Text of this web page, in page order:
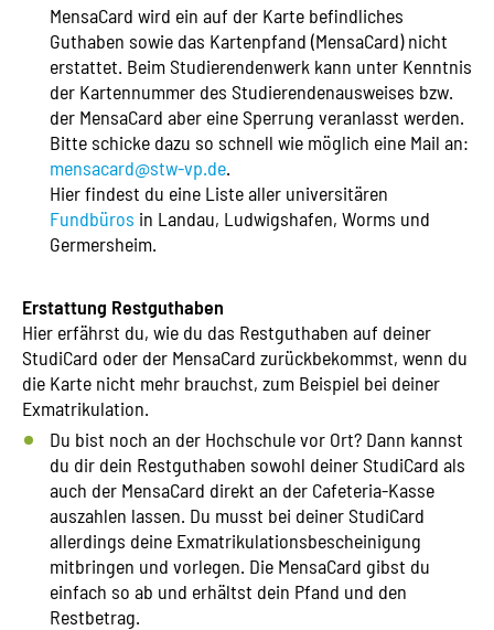
MensaCard wird ein auf der Karte befindliches
Guthaben sowie das Kartenpfand (MensaCard) nicht
erstattet. Beim Studierendenwerk kann unter Kenntnis
der Kartennummer des Studierendenausweises bzw.
der MensaCard aber eine Sperrung veranlasst werden.
Bitte schicke dazu so schnell wie möglich eine Mail an:
mensacard@stw-vp.de.
Hier findest du eine Liste aller universitären
Fundbüros in Landau, Ludwigshafen, Worms und
Germersheim.
Erstattung Restguthaben
Hier erfährst du, wie du das Restguthaben auf deiner
StudiCard oder der MensaCard zurückbekommst, wenn du
die Karte nicht mehr brauchst, zum Beispiel bei deiner
Exmatrikulation.
Du bist noch an der Hochschule vor Ort? Dann kannst
du dir dein Restguthaben sowohl deiner StudiCard als
auch der MensaCard direkt an der Cafeteria-Kasse
auszahlen lassen. Du musst bei deiner StudiCard
allerdings deine Exmatrikulationsbescheinigung
mitbringen und vorlegen. Die MensaCard gibst du
einfach so ab und erhältst dein Pfand und den
Restbetrag.